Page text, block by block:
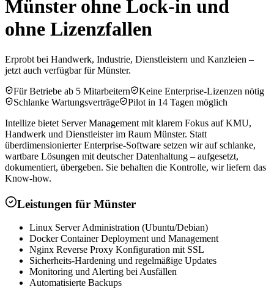
Münster ohne Lock-in und
ohne Lizenzfallen
Erprobt bei Handwerk, Industrie, Dienstleistern und Kanzleien –
jetzt auch verfügbar für Münster.
Für Betriebe ab 5 Mitarbeitern
Keine Enterprise-Lizenzen nötig
Schlanke Wartungsverträge
Pilot in 14 Tagen möglich
Intellize bietet Server Management mit klarem Fokus auf KMU,
Handwerk und Dienstleister im Raum Münster. Statt
überdimensionierter Enterprise-Software setzen wir auf schlanke,
wartbare Lösungen mit deutscher Datenhaltung – aufgesetzt,
dokumentiert, übergeben. Sie behalten die Kontrolle, wir liefern das
Know-how.
Leistungen für Münster
Linux Server Administration (Ubuntu/Debian)
Docker Container Deployment und Management
Nginx Reverse Proxy Konfiguration mit SSL
Sicherheits-Hardening und regelmäßige Updates
Monitoring und Alerting bei Ausfällen
Automatisierte Backups